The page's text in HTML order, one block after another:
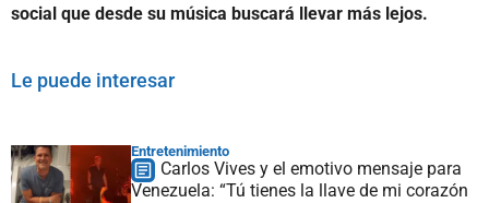
social que desde su música buscará llevar más lejos.
Le puede interesar
Entretenimiento
Carlos Vives y el emotivo mensaje para
Venezuela: “Tú tienes la llave de mi corazón